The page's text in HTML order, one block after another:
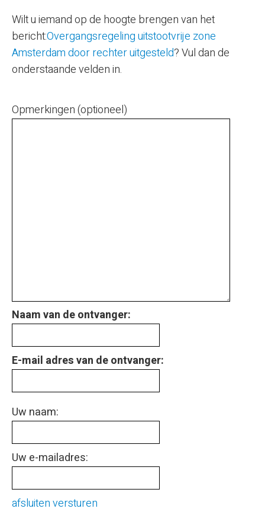
Wilt u iemand op de hoogte brengen van het
bericht:Overgangsregeling uitstootvrije zone
Amsterdam door rechter uitgesteld? Vul dan de
onderstaande velden in.
Opmerkingen (optioneel)
Naam van de ontvanger:
E-mail adres van de ontvanger:
Uw naam:
Uw e-mailadres:
afsluitenversturen